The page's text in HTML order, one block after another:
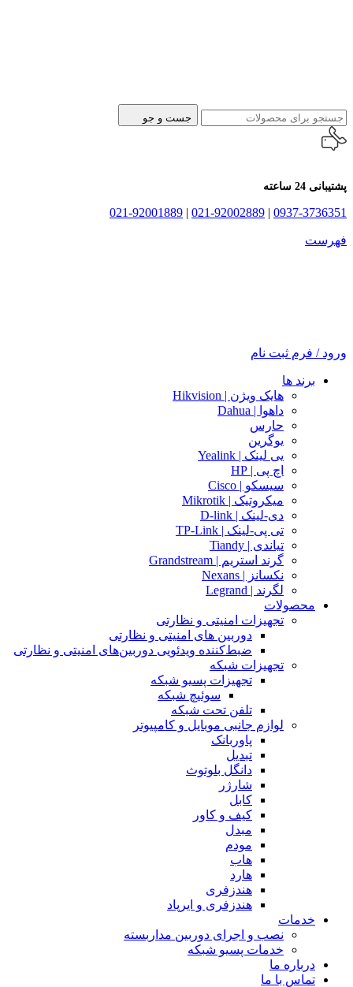
جست و جو
پشتیبانی 24 ساعته
0937-3736351
|
021-92002889
|
021-92001889
فهرست
ورود / فرم ثبت نام
برند ها
هایک ویژن | Hikvision
داهوا | Dahua
حارس
یوگرین
یی لینک | Yealink
اچ پی | HP
سیسکو | Cisco
میکروتیک | Mikrotik
دی-لینک | D-link
تی پی-لینک | TP-Link
تیاندی | Tiandy
گرند استریم | Grandstream
نکسانز | Nexans
لگرند | Legrand
محصولات
تجهیزات امنیتی و نظارتی
دوربین های امنیتی و نظارتی
ضبط‌کننده ویدئویی دوربین‌های امنیتی و نظارتی
تجهیزات شبکه
تجهیزات پسیو شبکه
سوئیچ‌ شبکه
تلفن تحت شبکه
لوازم جانبی موبایل و کامپیوتر
پاوربانک
تبدیل
دانگل بلوتوث
شارژر
کابل
کیف و کاور
مبدل
مودم
هاب
هارد
هندزفری
هندزفری و ایرپاد
خدمات
نصب و اجرای دوربین مداربسته
خدمات پسیو شبکه
درباره ما
تماس با ما